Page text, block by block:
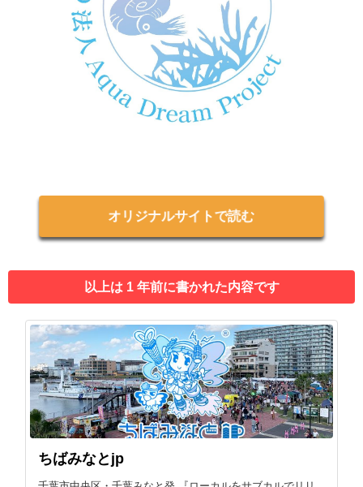
オリジナルサイトで読む
以上は 1 年前に書かれた内容です
ちばみなとjp